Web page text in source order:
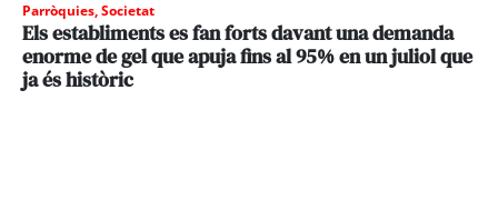
Parròquies,Societat
Els establiments es fan forts davant una demanda
enorme de gel que apuja fins al 95% en un juliol que
ja és històric